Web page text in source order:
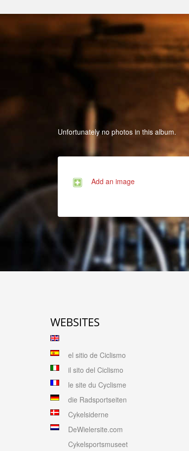
Unfortunately no photos in this album.
Add an image
WEBSITES
el sitio de Ciclismo
il sito del Ciclismo
le site du Cyclisme
die Radsportseiten
Cykelsiderne
DeWielersite.com
Cykelsportsmuseet